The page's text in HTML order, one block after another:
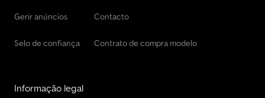
Gerir anúncios
Selo de confiança
Contacto
Contrato de compra modelo
Informação legal